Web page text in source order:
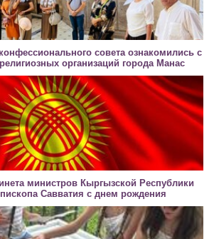
совета ознакомились с
организаций города Манас
министров Кыргызской Республики
Савватия с днем рождения